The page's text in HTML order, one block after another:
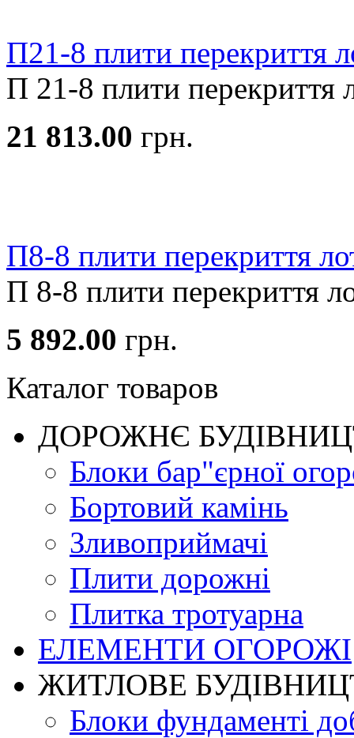
П21-8 плити перекриття
П 21-8 плити перекриття
21 813.00 грн.
П8-8 плити перекриття
П 8-8 плити перекриття
5 892.00 грн.
Каталог товаров
ДОРОЖНЄ
Блоки бар"єрної
Бортовий камінь
Зливоприймачі
Плити дорожні
Плитка тротуарна
ЕЛЕМЕНТИ ОГОРОЖІ
ЖИТЛОВЕ
Блоки фундаменті